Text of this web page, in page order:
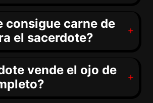
consigue carne de
el sacerdote?
vende el ojo de